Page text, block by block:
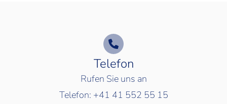
Telefon
Rufen Sie uns an
Telefon: +41 41 552 55 15